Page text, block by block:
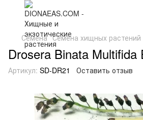
Семена Семена хищных растений
Drosera Binata Multifida
Артикул: SD-DR21 Оставить отзыв